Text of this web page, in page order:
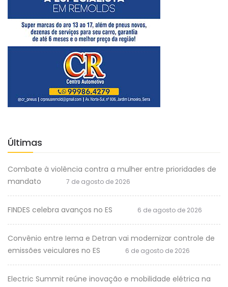
Últimas
Combate à violência contra a mulher entre prioridades de
mandato
7 de agosto de 2026
FINDES celebra avanços no ES 6 de agosto de 2026
Convênio entre Iema e Detran vai modernizar controle de
emissões veiculares no ES
6 de agosto de 2026
Electric Summit reúne inovação e mobilidade elétrica na